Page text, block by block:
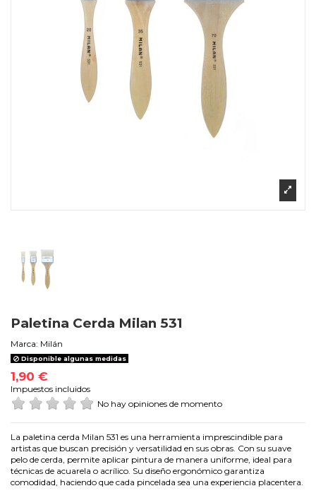
Paletina Cerda Milan 531
Marca: Milán
Disponible algunas medidas
1,90 €
Impuestos incluidos
No hay opiniones de momento
La paletina cerda Milan 531 es una herramienta imprescindible para
artistas que buscan precisión y versatilidad en sus obras. Con su suave
pelo de cerda, permite aplicar pintura de manera uniforme, ideal para
técnicas de acuarela o acrílico. Su diseño ergonómico garantiza
comodidad, haciendo que cada pincelada sea una experiencia placentera.